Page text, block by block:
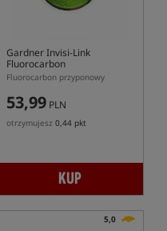
Gardner Invisi-Link
Fluorocarbon
Fluorocarbon przyponowy
53,99 PLN
otrzymujesz 0,44 pkt
KUP
5,0